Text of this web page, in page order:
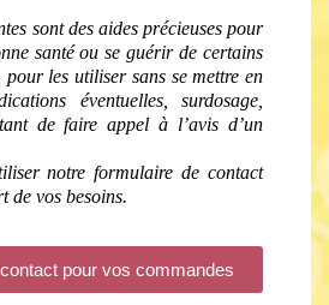
sont des aides précieuses pour
santé ou se guérir de certains
les utiliser sans se mettre en
éventuelles, surdosage,
de faire appel à l’avis d’un
notre formulaire de contact
de vos besoins.
pour vos commandes